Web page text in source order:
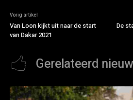
Vorig artikel
Van Loon kijkt uit naar de start
van Dakar 2021
De
Gerelateerd